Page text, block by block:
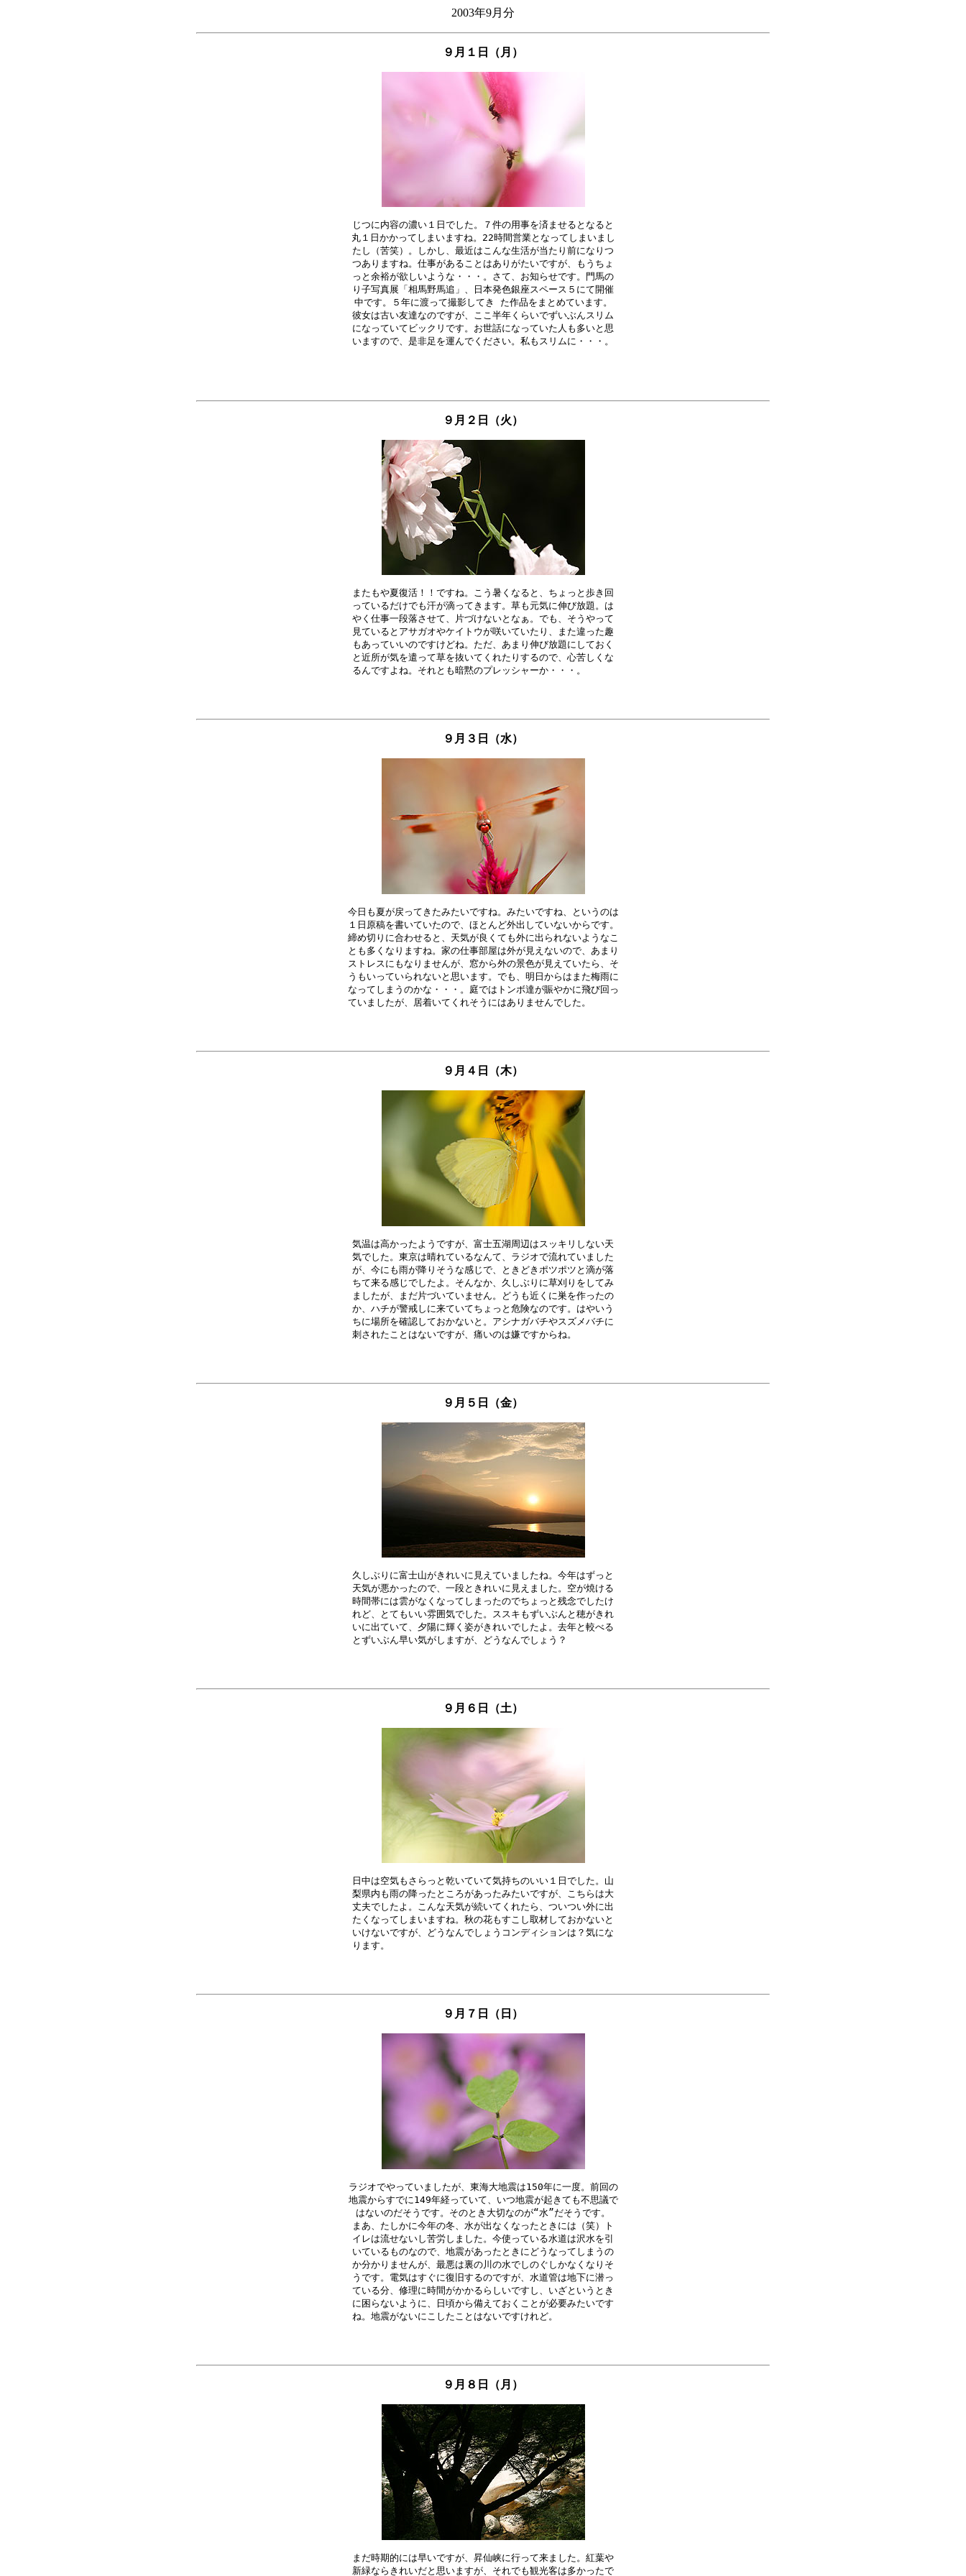
2003年9月分
９月１日（月）
じつに内容の濃い１日でした。７件の用事を済ませるとなると
丸１日かかってしまいますね。22時間営業となってしまいまし
たし（苦笑）。しかし、最近はこんな生活が当たり前になりつ
つありますね。仕事があることはありがたいですが、もうちょ
っと余裕が欲しいような・・・。さて、お知らせです。門馬の
り子写真展「相馬野馬追」、日本発色銀座スペース５にて開催
中です。５年に渡って撮影してき た作品をまとめています。
彼女は古い友達なのですが、ここ半年くらいでずいぶんスリム
になっていてビックリです。お世話になっていた人も多いと思
９月２日（火）
またもや夏復活！！ですね。こう暑くなると、ちょっと歩き回
っているだけでも汗が滴ってきます。草も元気に伸び放題。は
やく仕事一段落させて、片づけないとなぁ。でも、そうやって
見ているとアサガオやケイトウが咲いていたり、また違った趣
もあっていいのですけどね。ただ、あまり伸び放題にしておく
と近所が気を遣って草を抜いてくれたりするので、心苦しくな
９月３日（水）
今日も夏が戻ってきたみたいですね。みたいですね、というのは
１日原稿を書いていたので、ほとんど外出していないからです。
締め切りに合わせると、天気が良くても外に出られないようなこ
とも多くなりますね。家の仕事部屋は外が見えないので、あまり
ストレスにもなりませんが、窓から外の景色が見えていたら、そ
うもいっていられないと思います。でも、明日からはまた梅雨に
なってしまうのかな・・・。庭ではトンボ達が賑やかに飛び回っ
９月４日（木）
気温は高かったようですが、富士五湖周辺はスッキリしない天
気でした。東京は晴れているなんて、ラジオで流れていました
が、今にも雨が降りそうな感じで、ときどきポツポツと滴が落
ちて来る感じでしたよ。そんなか、久しぶりに草刈りをしてみ
ましたが、まだ片づいていません。どうも近くに巣を作ったの
か、ハチが警戒しに来ていてちょっと危険なのです。はやいう
ちに場所を確認しておかないと。アシナガバチやスズメバチに
９月５日（金）
久しぶりに富士山がきれいに見えていましたね。今年はずっと
天気が悪かったので、一段ときれいに見えました。空が焼ける
時間帯には雲がなくなってしまったのでちょっと残念でしたけ
れど、とてもいい雰囲気でした。ススキもずいぶんと穂がきれ
いに出ていて、夕陽に輝く姿がきれいでしたよ。去年と較べる
９月６日（土）
日中は空気もさらっと乾いていて気持ちのいい１日でした。山
梨県内も雨の降ったところがあったみたいですが、こちらは大
丈夫でしたよ。こんな天気が続いてくれたら、ついつい外に出
たくなってしまいますね。秋の花もすこし取材しておかないと
いけないですが、どうなんでしょうコンディションは？気にな
９月７日（日）
ラジオでやっていましたが、東海大地震は150年に一度。前回の
地震からすでに149年経っていて、いつ地震が起きても不思議で
はないのだそうです。そのとき大切なのが“水”だそうです。
まあ、たしかに今年の冬、水が出なくなったときには（笑）ト
イレは流せないし苦労しました。今使っている水道は沢水を引
いているものなので、地震があったときにどうなってしまうの
か分かりませんが、最悪は裏の川の水でしのぐしかなくなりそ
うです。電気はすぐに復旧するのですが、水道管は地下に潜っ
ている分、修理に時間がかかるらしいですし、いざというとき
に困らないように、日頃から備えておくことが必要みたいです
９月８日（月）
まだ時期的には早いですが、昇仙峡に行って来ました。紅葉や
新緑ならきれいだと思いますが、それでも観光客は多かったで